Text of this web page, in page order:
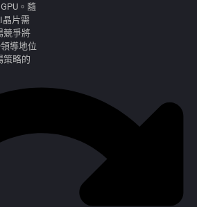
。隨
晶片需
競爭將
導地位
策略的